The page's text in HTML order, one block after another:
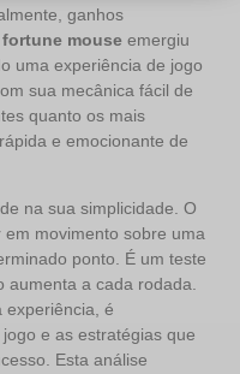
ganhos
fortune mouse emergiu
uma experiência de jogo
sua mecânica fácil de
quanto os mais
e emocionante de
na sua simplicidade. O
movimento sobre uma
ponto. É um teste
aumenta a cada rodada.
experiência, é
e as estratégias que
Esta análise